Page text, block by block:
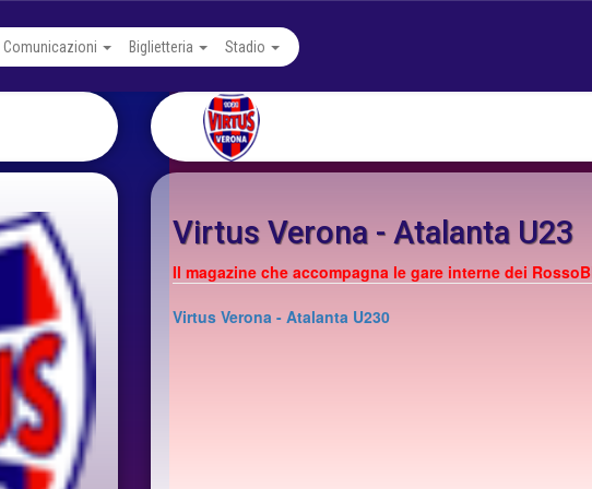
Comunicazioni Biglietteria Stadio
Virtus Verona - Atalanta U23
Il magazine che accompagna le gare interne dei
Virtus Verona - Atalanta U230